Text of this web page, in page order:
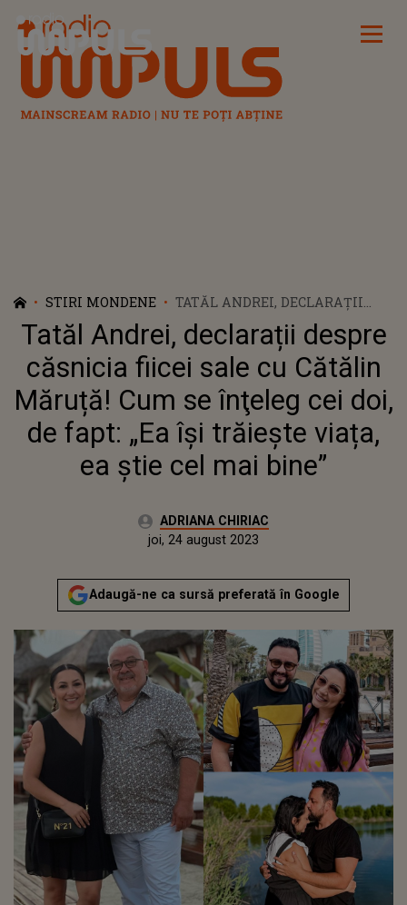
Radio Impuls
STIRI MONDENE
TATĂL ANDREI, DECLARAȚII
DESPRE CĂSNICIA FIICEI SALE
CU CĂTĂLIN MĂRUȚĂ! CUM SE
ÎNŢELEG CEI DOI, DE FAPT: „EA
ÎȘI TRĂIEȘTE VIAȚA, EA ȘTIE
CEL MAI BINE”
Tatăl Andrei, declarații despre
căsnicia fiicei sale cu Cătălin
Măruță! Cum se înţeleg cei doi,
de fapt: „Ea își trăiește viața,
ea știe cel mai bine”
Autor:ADRIANA CHIRIAC
miercuri, 24 august 2022Actualizat:
joi, 24 august 2023
Adaugă-ne ca sursă preferată în Google